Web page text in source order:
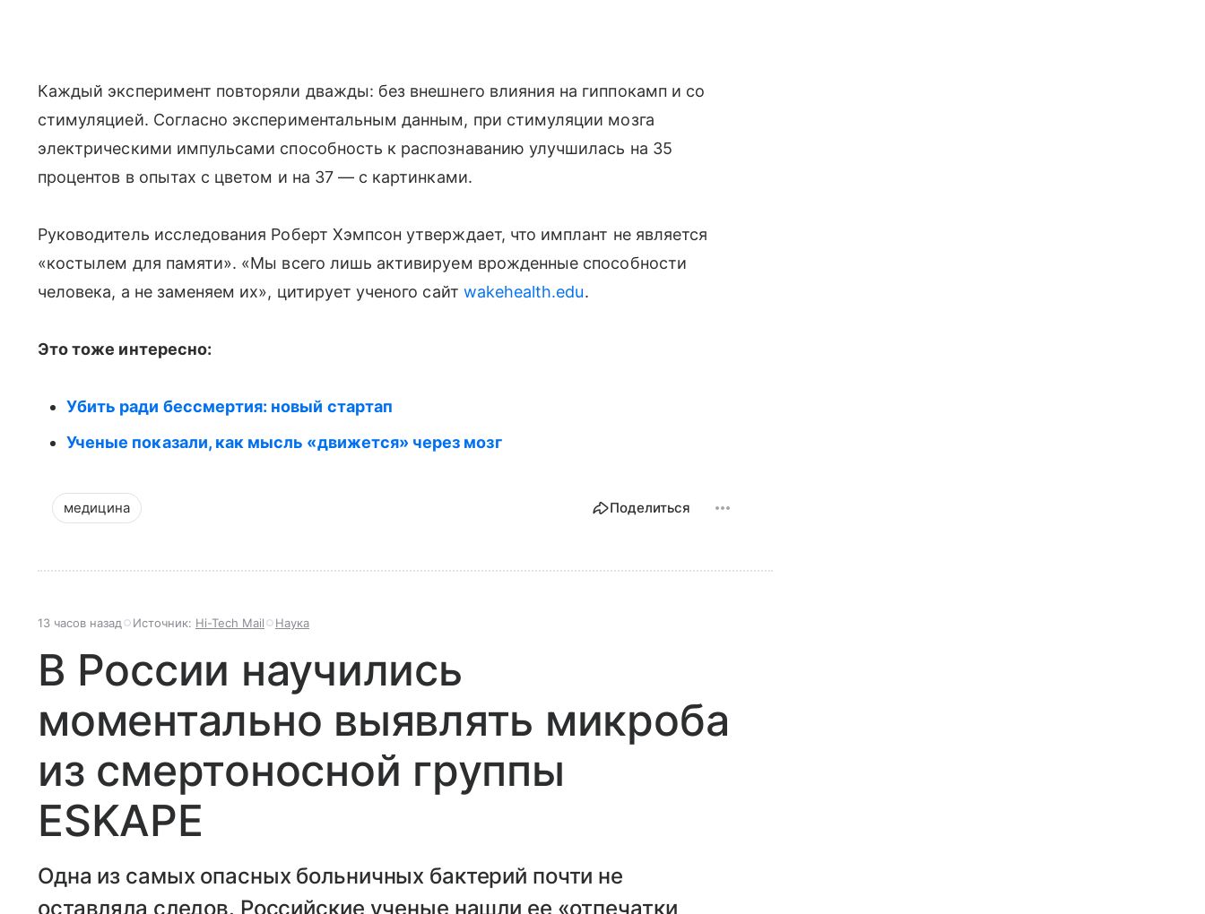
Каждый эксперимент повторяли дважды: без внешнего влияния на гиппокамп и со
стимуляцией. Согласно экспериментальным данным, при стимуляции мозга
электрическими импульсами способность к распознаванию улучшилась на 35
процентов в опытах с цветом и на 37 — с картинками.
Руководитель исследования Роберт Хэмпсон утверждает, что имплант не является
«костылем для памяти». «Мы всего лишь активируем врожденные способности
человека, а не заменяем их», цитирует ученого сайт wakehealth.edu.
Это тоже интересно:
Убить ради бессмертия: новый стартап
Ученые показали, как мысль «движется» через мозг
медицина Поделиться
13 часов назад Источник: Hi-Tech Mail Наука
В России научились
моментально выявлять микроба
из смертоносной группы
ESKAPE
Одна из самых опасных больничных бактерий почти не
оставляла следов. Российские ученые нашли ее «отпечатки